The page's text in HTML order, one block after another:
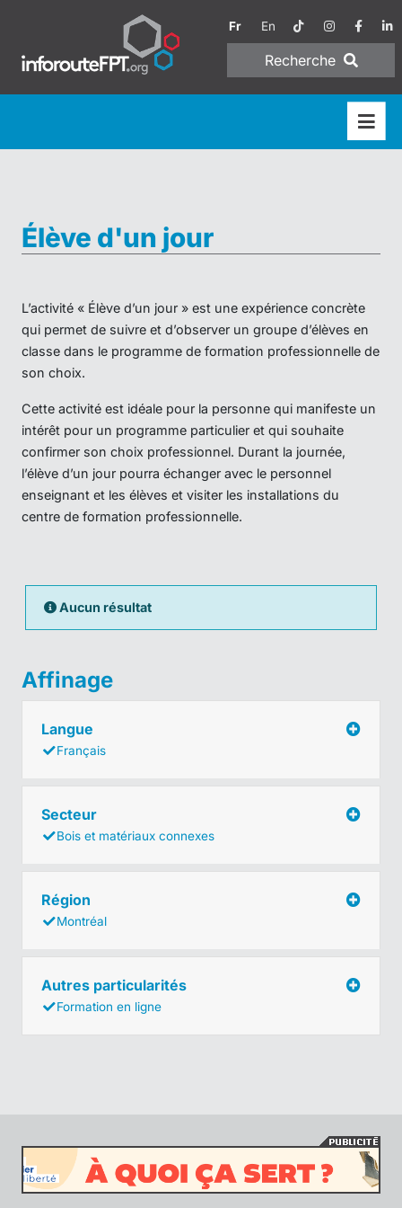
Fr En
Recherche
Élève d'un jour
L’activité « Élève d’un jour » est une expérience concrète
qui permet de suivre et d’observer un groupe d’élèves en
classe dans le programme de formation professionnelle de
son choix.
Cette activité est idéale pour la personne qui manifeste un
intérêt pour un programme particulier et qui souhaite
confirmer son choix professionnel. Durant la journée,
l’élève d’un jour pourra échanger avec le personnel
enseignant et les élèves et visiter les installations du
centre de formation professionnelle.
Aucun résultat
Affinage
Langue
Français
Secteur
Bois et matériaux connexes
Région
Montréal
Autres particularités
Formation en ligne